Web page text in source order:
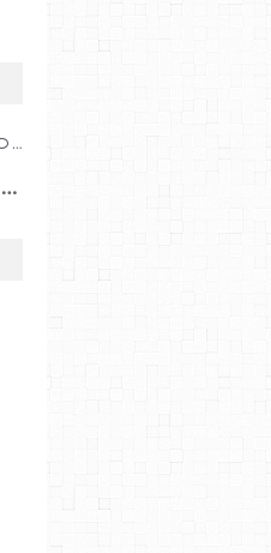
…
François, Ségo, Valérie, Julie et les autres